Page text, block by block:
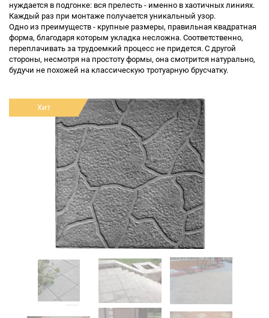
нуждается в подгонке: вся прелесть - именно в хаотичных линиях.
Каждый раз при монтаже получается уникальный узор.
Одно из преимуществ - крупные размеры, правильная квадратная
форма, благодаря которым укладка несложна. Соответственно,
переплачивать за трудоемкий процесс не придется. С другой
стороны, несмотря на простоту формы, она смотрится натурально,
будучи не похожей на классическую тротуарную брусчатку.
Хит